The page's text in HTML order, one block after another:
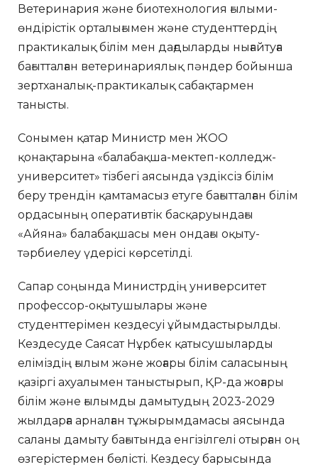
Ветеринария және биотехнология ғылыми-
өндірістік орталығымен және студенттердің
практикалық білім мен дағдыларды нығайтуға
бағытталған ветеринариялық пәндер бойынша
зертханалық-практикалық сабақтармен
танысты.
Сонымен қатар Министр мен ЖОО
қонақтарына «балабақша-мектеп-колледж-
университет» тізбегі аясында үздіксіз білім
беру трендін қамтамасыз етуге бағытталған білім
ордасының оперативтік басқаруындағы
«Айяна» балабақшасы мен ондағы оқыту-
тәрбиелеу үдерісі көрсетілді.
Сапар соңында Министрдің университет
профессор-оқытушылары және
студенттерімен кездесуі ұйымдастырылды.
Кездесуде Саясат Нұрбек қатысушыларды
еліміздің ғылым және жоғары білім саласының
қазіргі ахуалымен таныстырып, ҚР-да жоғары
білім және ғылымды дамытудың 2023-2029
жылдарға арналған тұжырымдамасы аясында
саланы дамыту бағытында енгізілгелі отырған оң
өзгерістермен бөлісті. Кездесу барысында